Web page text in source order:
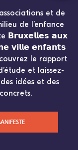
et de
de l’enfance
𝗕𝗿𝘂𝘅𝗲𝗹𝗹𝗲𝘀 𝗮𝘂𝘅
𝘃𝗶𝗹𝗹𝗲 𝗲𝗻𝗳𝗮𝗻𝘁𝘀
le rapport
et laissez-
idées et des